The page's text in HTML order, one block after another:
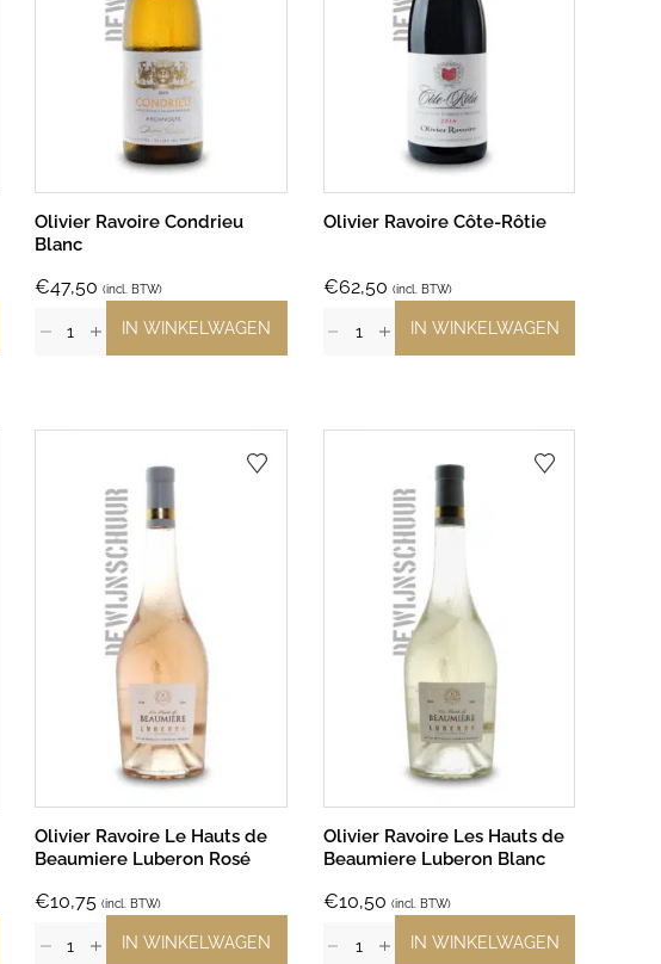
Olivier Ravoire Condrieu
Blanc
€47,50 (incl. BTW)
IN WINKELWAGEN
Olivier Ravoire Côte-Rôtie
€62,50 (incl. BTW)
IN WINKELWAGEN
Olivier Ravoire Le Hauts de
Beaumiere Luberon Rosé
€10,75 (incl. BTW)
IN WINKELWAGEN
Olivier Ravoire Les Hauts de
Beaumiere Luberon Blanc
€10,50 (incl. BTW)
IN WINKELWAGEN